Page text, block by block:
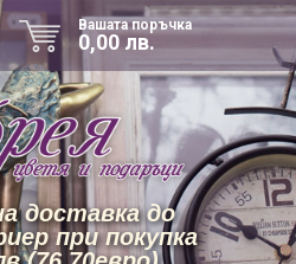
Вашата поръчка
0,00 лв.
доставка до
при покупка